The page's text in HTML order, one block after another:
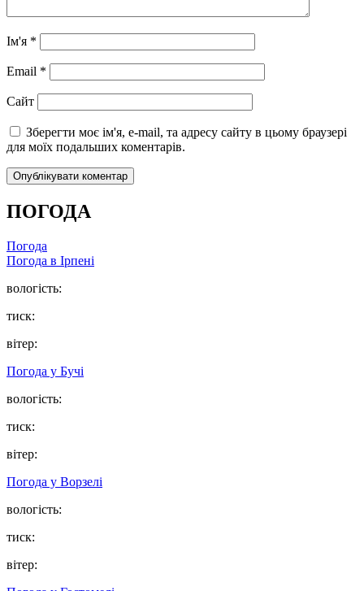
Ім'я *
Email *
Сайт
Зберегти моє ім'я, e-mail, та адресу сайту в цьому браузері
для моїх подальших коментарів.
ПОГОДА
Погода
Погода в Ірпені
вологість:
тиск:
вітер:
Погода у Бучі
вологість:
тиск:
вітер:
Погода у Ворзелі
вологість:
тиск:
вітер: